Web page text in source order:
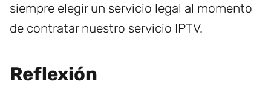
siempre elegir un servicio legal al momento
de contratar nuestro servicio IPTV.
Reflexión